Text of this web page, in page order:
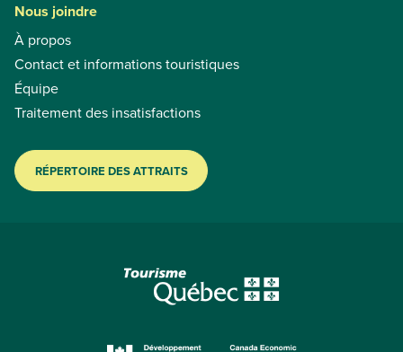
Nous joindre
À propos
Contact et informations touristiques
Équipe
Traitement des insatisfactions
RÉPERTOIRE DES ATTRAITS